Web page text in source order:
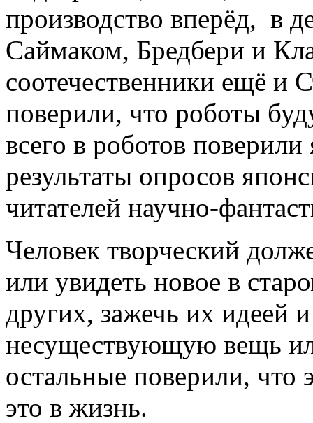
производство вперёд, в
Саймаком, Бредбери и
соотечественники ещё и
поверили, что роботы
всего в роботов
результаты опросов
читателей научно-
Человек творческий
или увидеть новое в
других, зажечь их идеей
несуществующую вещь
остальные поверили, что
это в жизнь.